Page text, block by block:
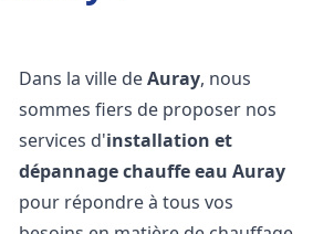
Dans la ville deAuray, nous
sommes fiers de proposer nos
services d'installation et
dépannage chauffe eau Auray
pour répondre à tous vos